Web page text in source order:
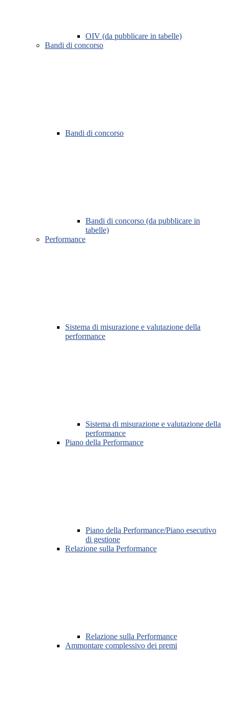
OIV (da pubblicare in tabelle)
Bandi di concorso
Bandi di concorso
Bandi di concorso (da pubblicare in
tabelle)
Performance
Sistema di misurazione e valutazione della
performance
Sistema di misurazione e valutazione della
performance
Piano della Performance
Piano della Performance/Piano esecutivo
di gestione
Relazione sulla Performance
Relazione sulla Performance
Ammontare complessivo dei premi